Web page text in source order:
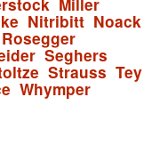
Miller
Nitribitt Noack
Rosegger
Seghers
Strauss Tey
Whymper